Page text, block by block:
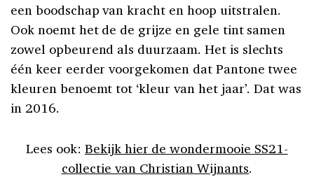
een boodschap van kracht en hoop uitstralen.
Ook noemt het de de grijze en gele tint samen
zowel opbeurend als duurzaam. Het is slechts
één keer eerder voorgekomen dat Pantone twee
kleuren benoemt tot ‘kleur van het jaar’. Dat was
in 2016.
Lees ook: Bekijk hier de wondermooie SS21-
collectie van Christian Wijnants.